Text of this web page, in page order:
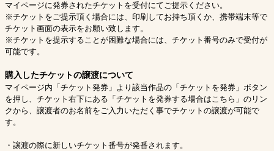
マイページに発券されたチケットを受付にてご提示ください。
※チケットをご提示頂く場合には、印刷してお持ち頂くか、携帯端末等で
チケット画面の表示をお願い致します。
※チケットを提示することが困難な場合には、チケット番号のみで受付が
可能です。
購入したチケットの譲渡について
マイページ内「チケット発券」より該当作品の「チケットを発券」ボタン
を押し、チケット右下にある「チケットを発券する場合はこちら」のリン
クから、譲渡者のお名前をご入力いただく事でチケットの譲渡が可能で
す。
・譲渡の際に新しいチケット番号が発番されます。